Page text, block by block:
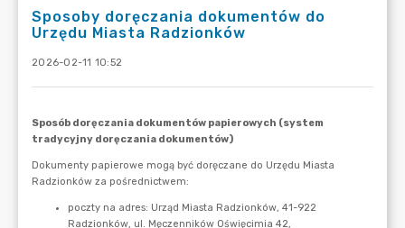
Sposoby doręczania dokumentów do
Urzędu Miasta Radzionków
2026-02-11 10:52